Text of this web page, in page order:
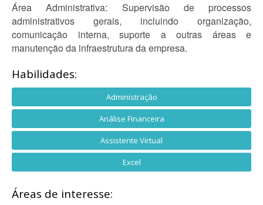
Área Administrativa: Supervisão de processos
administrativos gerais, incluindo organização,
comunicação interna, suporte a outras áreas e
manutenção da infraestrutura da empresa.
Habilidades:
Administração
Análise Financeira
Assistente Virtual
Excel
Áreas de interesse: